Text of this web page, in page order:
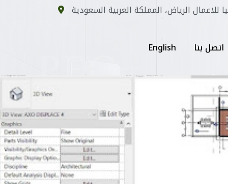
للاعمال الرياض، المملكة العربية السعودية
اتصل بنا English